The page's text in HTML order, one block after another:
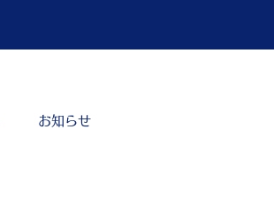
お知らせ